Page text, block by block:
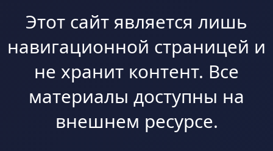
Этот сайт является лишь
навигационной страницей и
не хранит контент. Все
материалы доступны на
внешнем ресурсе.